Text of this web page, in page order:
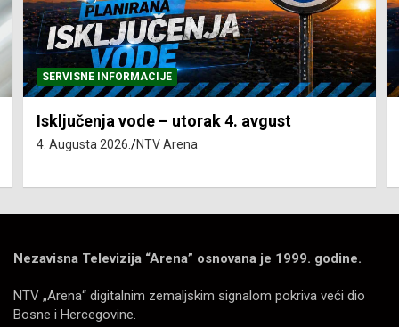
SERVISNE INFORMACIJE
Isključenja vode – utorak 4. avgust
4. Augusta 2026. NTV Arena
Nezavisna Televizija “Arena” osnovana je 1999. godine.
NTV „Arena“ digitalnim zemaljskim signalom pokriva veći dio
Bosne i Hercegovine.